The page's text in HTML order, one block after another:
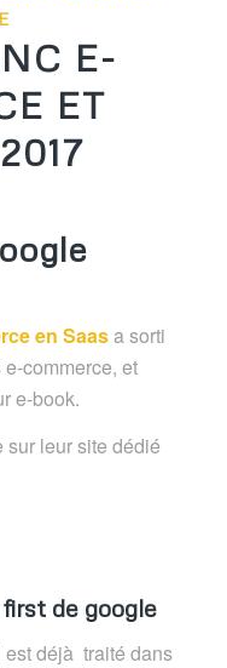
E-
ET
en Saasa sorti
commerce, et
e-book.
sur leur site dédié
de google
déjà traité dans